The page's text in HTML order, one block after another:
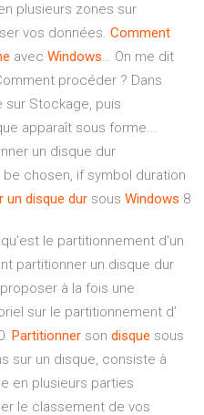
plusieurs zones sur
vos données. Comment
avec Windows… On me dit
procéder ? Dans
sur Stockage, puis
apparaît sous forme...
un disque dur
chosen, if symbol duration
un disque dur sous Windows 8
le partitionnement d'un
partitionner un disque dur
à la fois une
sur le partitionnement d’
Partitionner son disque sous
sur un disque, consiste à
en plusieurs parties
le classement de vos